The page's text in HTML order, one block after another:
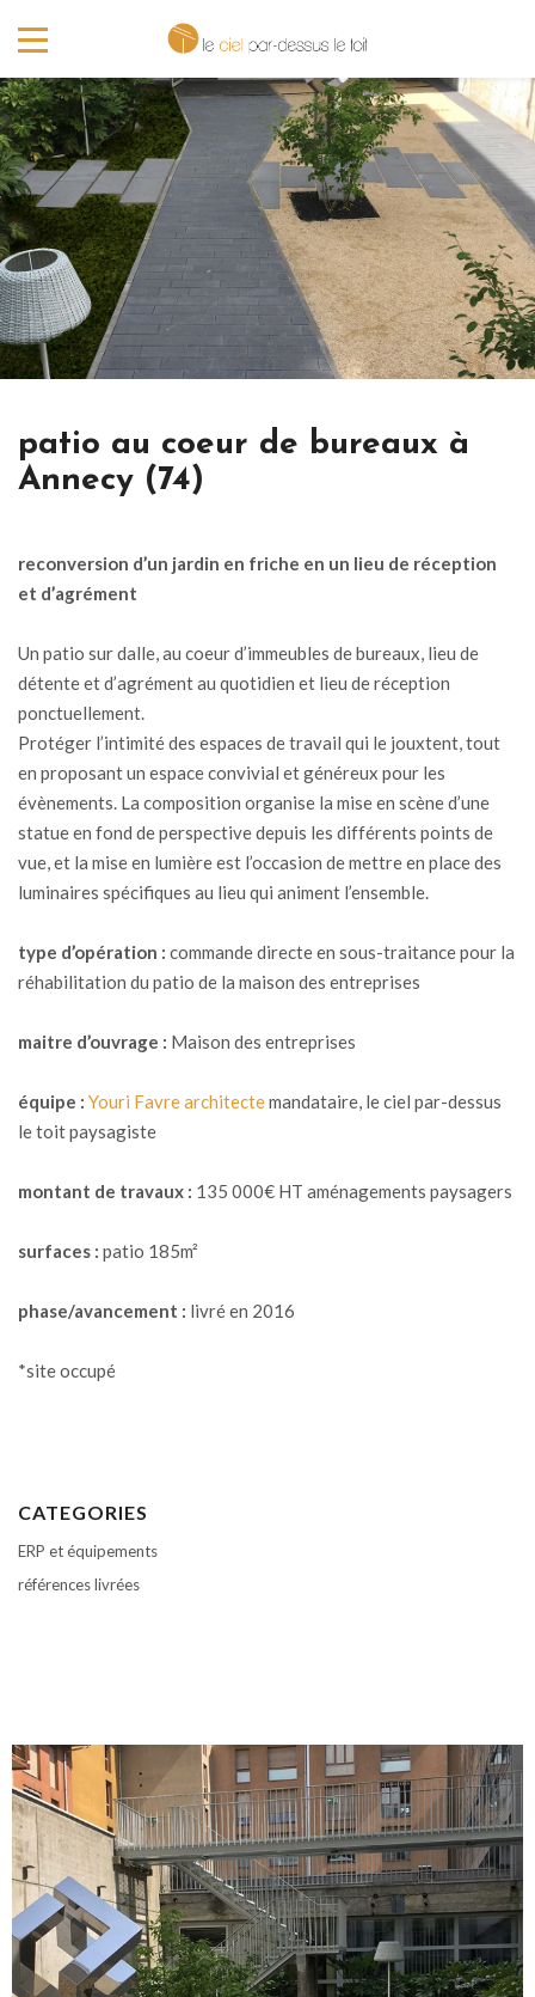
patio au coeur de bureaux à
Annecy (74)
reconversion d’un jardin en friche en un lieu de réception
et d’agrément
Un patio sur dalle, au coeur d’immeubles de bureaux, lieu de
détente et d’agrément au quotidien et lieu de réception
ponctuellement.
Protéger l’intimité des espaces de travail qui le jouxtent, tout
en proposant un espace convivial et généreux pour les
évènements. La composition organise la mise en scène d’une
statue en fond de perspective depuis les différents points de
vue, et la mise en lumière est l’occasion de mettre en place des
luminaires spécifiques au lieu qui animent l’ensemble.
type d’opération : commande directe en sous-traitance pour la
réhabilitation du patio de la maison des entreprises
maitre d’ouvrage : Maison des entreprises
équipe : Youri Favre architectemandataire, le ciel par-dessus
le toit paysagiste
montant de travaux : 135 000€ HT aménagements paysagers
surfaces : patio 185m²
phase/avancement : livré en 2016
*site occupé
CATEGORIES
ERP et équipements
références livrées